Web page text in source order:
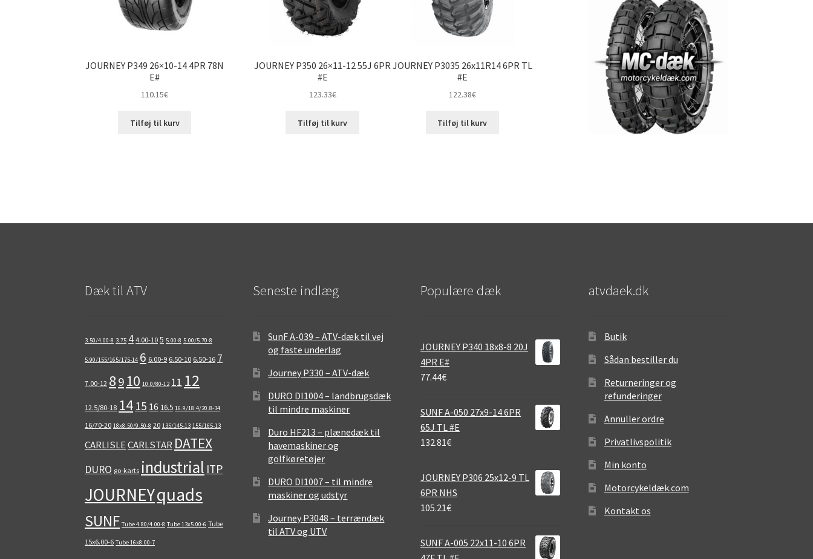
JOURNEY P349 26×10-14 4PR 78N
E#
110.15€
Tilføj til kurv
JOURNEY P350 26×11-12 55J 6PR
#E
123.33€
Tilføj til kurv
JOURNEY P3035 26x11R14 6PR TL
#E
122.38€
Tilføj til kurv
Dæk til ATV
3.50/4.00-8 3.75 4 4.00-10 5 5.00-8 5.00/5.70-8
5.90/155/165/175-14 6 6.00-9 6.50-10 6.50-16 7
7.00-12 8910 10.0/80-12 11 12
12.5/80-18 14 15 16 16.5 16.9/18.4/20.8-34
16/70-20 18x8.50/9.50-8 20 135/145-13 155/165-13
CARLISLECARLSTAR DATEX
DURO go-karts industrial ITP
JOURNEYquads
SUNF Tube 4.80/4.00-8 Tube 13x5.00-6 Tube
15x6.00-6 Tube 16x8.00-7
Seneste indlæg
SunF A-039 – ATV-dæk til vej
og faste underlag
Journey P330 – ATV-dæk
DURO DI1004 – landbrugsdæk
til mindre maskiner
Duro HF213 – plænedæk til
havemaskiner og
golfkøretøjer
DURO DI1007 – til mindre
maskiner og udstyr
Journey P3048 – terrændæk
til ATV og UTV
Populære dæk
JOURNEY P340 18x8-8 20J
4PR E#
77.44€
SUNF A-050 27x9-14 6PR
65J TL #E
132.81€
JOURNEY P306 25x12-9 TL
6PR NHS
105.21€
SUNF A-005 22x11-10 6PR
atvdaek.dk
Butik
Sådan bestiller du
Returneringer og
refunderinger
Annuller ordre
Privatlivspolitik
Min konto
Motorcykeldæk.com
Kontakt os